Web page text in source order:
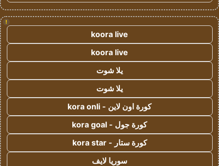
!
koora live
koora live
يلا شوت
يلا شوت
كورة اون لاين - kora onli
كورة جول - kora goal
كورة ستار - kora star
سوريا لايف